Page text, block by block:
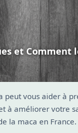
et Comment
peut vous aider à
à améliorer votre
la maca en France.